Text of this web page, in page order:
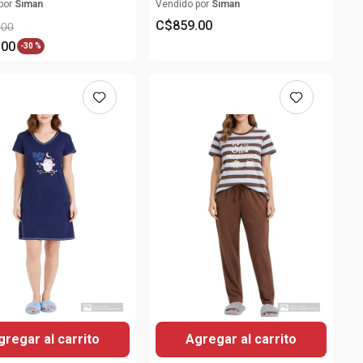
Siman
00
00 -30 %
Vendido por Siman
C$859.00
al carrito Agregar al carrito